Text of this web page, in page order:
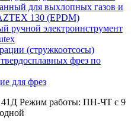
для выхлопных газов и
130 (EPDM)
ручной электроинструмент
(стружкоотсосы)
фрез по
для фрез
41Д Режим работы: ПН-ЧТ с 9